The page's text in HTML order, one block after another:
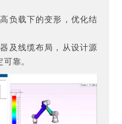
负载下的变形，优化结
及线缆布局，从设计源
靠。